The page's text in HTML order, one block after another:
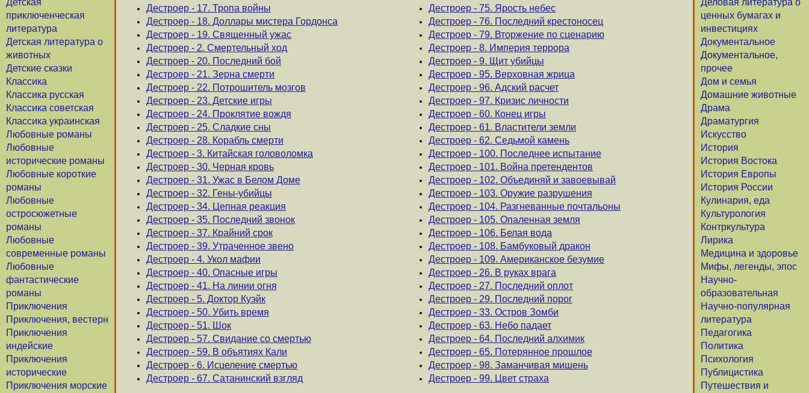
Детская
приключенческая
литература
Детская литература о
животных
Детские сказки
Классика
Классика русская
Классика советская
Классика украинская
Любовные романы
Любовные
исторические романы
Любовные короткие
романы
Любовные
остросюжетные
романы
Любовные
современные романы
Любовные
фантастические
романы
Приключения
Приключения, вестерн
Приключения
индейские
Приключения
исторические
Приключения морские
Деловая литература о
ценных бумагах и
инвестициях
Документальное
Документальное,
прочее
Дом и семья
Домашние животные
Драма
Драматургия
Искусство
История
История Востока
История Европы
История России
Кулинария, еда
Культурология
Контркультура
Лирика
Медицина и здоровье
Мифы, легенды, эпос
Научно-
образовательная
Научно-популярная
литература
Педагогика
Политика
Психология
Публицистика
Путешествия и
Дестроер - 17. Тропа войны
Дестроер - 18. Доллары мистера Гордонса
Дестроер - 19. Священный ужас
Дестроер - 2. Смертельный ход
Дестроер - 20. Последний бой
Дестроер - 21. Зерна смерти
Дестроер - 22. Потрошитель мозгов
Дестроер - 23. Детские игры
Дестроер - 24. Проклятие вождя
Дестроер - 25. Сладкие сны
Дестроер - 28. Корабль смерти
Дестроер - 3. Китайская головоломка
Дестроер - 30. Черная кровь
Дестроер - 31. Ужас в Белом Доме
Дестроер - 32. Гены-убийцы
Дестроер - 34. Цепная реакция
Дестроер - 35. Последний звонок
Дестроер - 37. Крайний срок
Дестроер - 39. Утраченное звено
Дестроер - 4. Укол мафии
Дестроер - 40. Опасные игры
Дестроер - 41. На линии огня
Дестроер - 5. Доктор Куэйк
Дестроер - 50. Убить время
Дестроер - 51. Шок
Дестроер - 57. Свидание со смертью
Дестроер - 59. В объятиях Кали
Дестроер - 6. Исцеление смертью
Дестроер - 67. Сатанинский взгляд
Дестроер - 75. Ярость небес
Дестроер - 76. Последний крестоносец
Дестроер - 79. Вторжение по сценарию
Дестроер - 8. Империя террора
Дестроер - 9. Щит убийцы
Дестроер - 95. Верховная жрица
Дестроер - 96. Адский расчет
Дестроер - 97. Кризис личности
Дестроер - 60. Конец игры
Дестроер - 61. Властители земли
Дестроер - 62. Седьмой камень
Дестроер - 100. Последнее испытание
Дестроер - 101. Война претендентов
Дестроер - 102. Объединяй и завоевывай
Дестроер - 103. Оружие разрушения
Дестроер - 104. Разгневанные почтальоны
Дестроер - 105. Опаленная земля
Дестроер - 106. Белая вода
Дестроер - 108. Бамбуковый дракон
Дестроер - 109. Американское безумие
Дестроер - 26. В руках врага
Дестроер - 27. Последний оплот
Дестроер - 29. Последний порог
Дестроер - 33. Остров Зомби
Дестроер - 63. Небо падает
Дестроер - 64. Последний алхимик
Дестроер - 65. Потерянное прошлое
Дестроер - 98. Заманчивая мишень
Дестроер - 99. Цвет страха